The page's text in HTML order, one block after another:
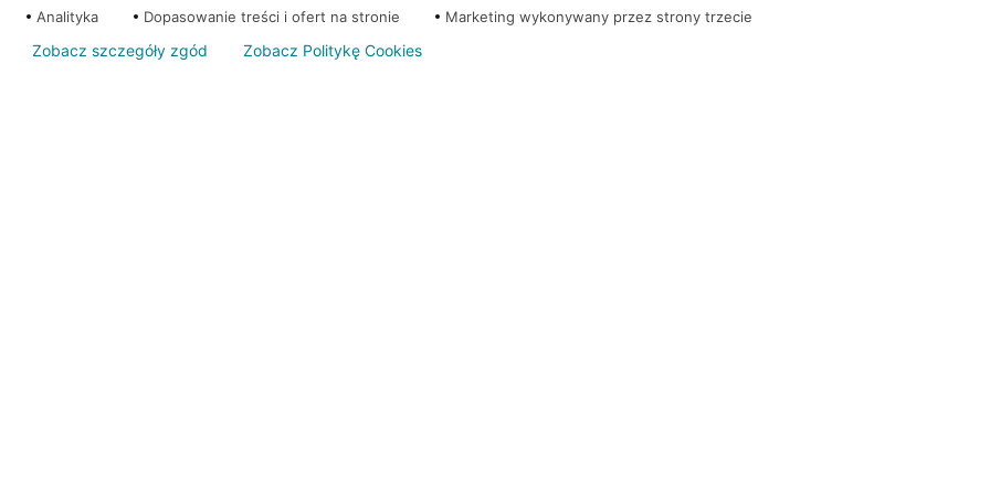
Analityka
Dopasowanie treści i ofert na stronie Marketing wykonywany przez strony trzecie
Zobacz szczegóły zgód Zobacz Politykę Cookies